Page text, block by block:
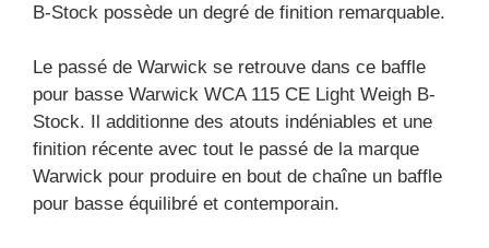
B-Stock possède un degré de finition remarquable.
Le passé de Warwick se retrouve dans ce baffle
pour basse Warwick WCA 115 CE Light Weigh B-
Stock. Il additionne des atouts indéniables et une
finition récente avec tout le passé de la marque
Warwick pour produire en bout de chaîne un baffle
pour basse équilibré et contemporain.